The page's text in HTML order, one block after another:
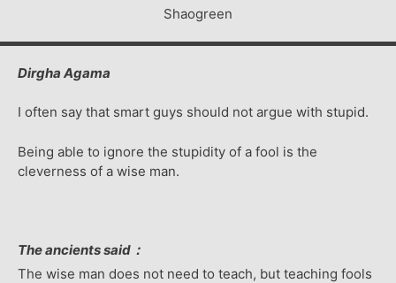
Shaogreen
Dirgha Agama
I often say that smart guys should not argue with stupid.
Being able to ignore the stupidity of a fool is the
cleverness of a wise man.
The ancients said：
The wise man does not need to teach, but teaching fools